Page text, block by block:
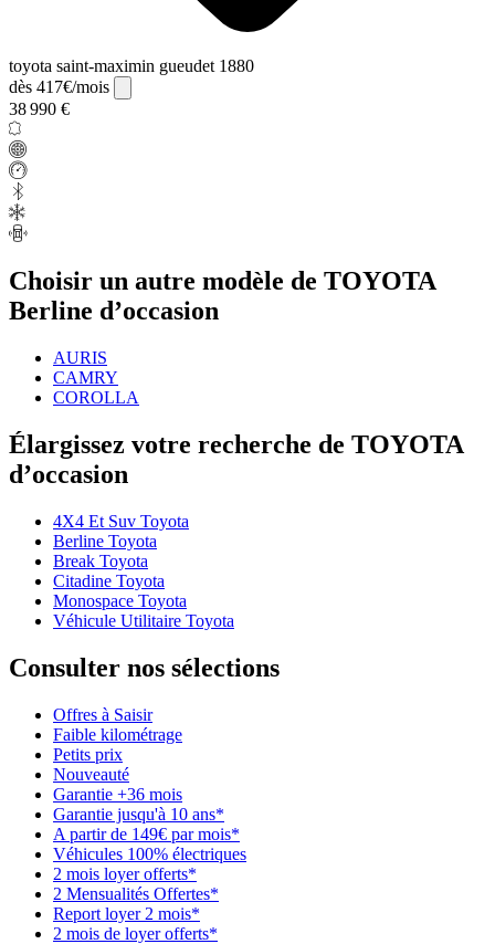
toyota saint-maximin gueudet 1880
dès 417€/mois
38 990 €
Choisir un autre modèle de TOYOTA
Berline d’occasion
AURIS
CAMRY
COROLLA
Élargissez votre recherche de TOYOTA
d’occasion
4X4 Et Suv Toyota
Berline Toyota
Break Toyota
Citadine Toyota
Monospace Toyota
Véhicule Utilitaire Toyota
Consulter nos sélections
Offres à Saisir
Faible kilométrage
Petits prix
Nouveauté
Garantie +36 mois
Garantie jusqu'à 10 ans*
A partir de 149€ par mois*
Véhicules 100% électriques
2 mois loyer offerts*
2 Mensualités Offertes*
Report loyer 2 mois*
2 mois de loyer offerts*